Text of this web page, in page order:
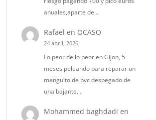
anuales,aparte de…
Rafael en OCASO
24 abril, 2026
Lo peor de lo peor en Gijon, 5
meses peleando para reparar un
manguito de pvc despegado de
una bajante…
Mohammed baghdadi en